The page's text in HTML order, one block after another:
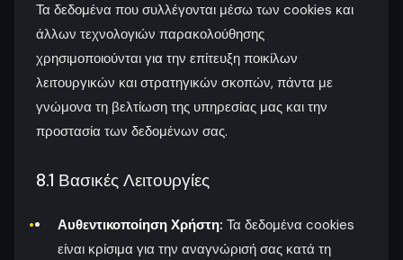
Τα δεδομένα που συλλέγονται μέσω των cookies και
άλλων τεχνολογιών παρακολούθησης
χρησιμοποιούνται για την επίτευξη ποικίλων
λειτουργικών και στρατηγικών σκοπών, πάντα με
γνώμονα τη βελτίωση της υπηρεσίας μας και την
προστασία των δεδομένων σας.
8.1 Βασικές Λειτουργίες
Αυθεντικοποίηση Χρήστη: Τα δεδομένα cookies
είναι κρίσιμα για την αναγνώρισή σας κατά τη